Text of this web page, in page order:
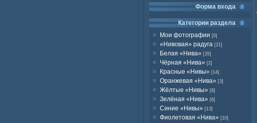
Форма входа
Категории раздела
Мои фотографии [0]
«Нивовая» радуга [21]
Белая «Нива» [35]
Чёрная «Нива» [2]
Красные «Нивы» [14]
Оранжевая «Нива» [3]
Жёлтые «Нивы» [8]
Зелёная «Нива» [6]
Синие «Нивы» [13]
Фиолетовая «Нива» [10]